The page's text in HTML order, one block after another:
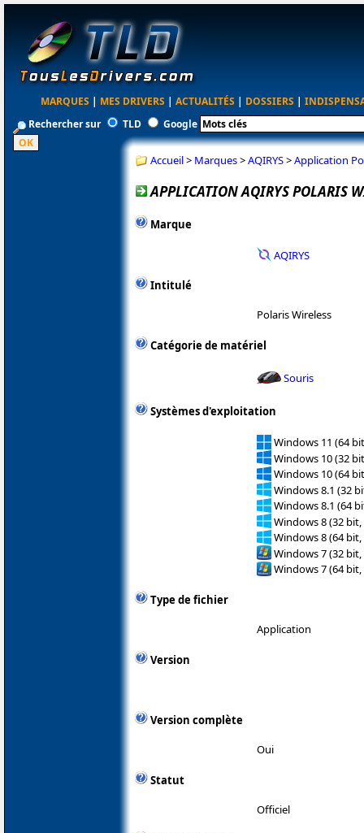
MARQUES | MES DRIVERS | ACTUALITÉS | DOSSIERS |
Rechercher sur
TLD Google
Accueil> Marques>AQIRYS>Application
APPLICATION AQIRYS POLARIS
Marque
AQIRYS
Intitulé
Polaris Wireless
Catégorie de matériel
Souris
Systèmes d'exploitation
Windows 11 (64
Windows 10 (32
Windows 10 (64
Windows 8.1 (32
Windows 8.1 (64
Windows 8 (32 bit,
Windows 8 (64 bit,
Windows 7 (32 bit,
Windows 7 (64 bit,
Type de fichier
Application
Version
Version complète
Oui
Statut
Officiel